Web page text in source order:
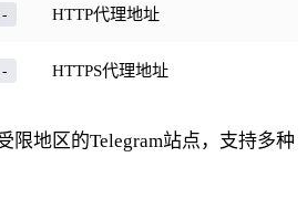
- HTTP代理地址
- HTTPS代理地址
限地区的Telegram站点，支持多种